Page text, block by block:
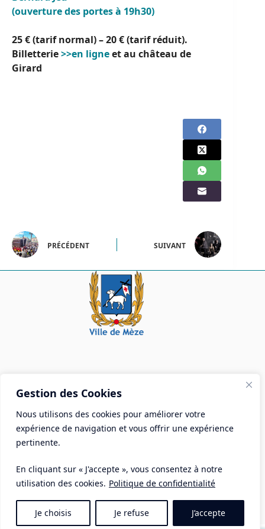
Gestion des Cookies
Nous utilisons des cookies pour améliorer votre
expérience de navigation et vous offrir une expérience
pertinente.
En cliquant sur « J'accepte », vous consentez à notre
utilisation des cookies. Politique de confidentialité
Je choisis Je refuse J’accepte
(ouverture des portes à 19h30)
25 € (tarif normal) – 20 € (tarif réduit).
Billetterie>>en ligneet au château de
Girard
PRÉCÉDENT SUIVANT
Mairie de Mèze
Place Aristide Briand - BP 28 34140 Mèze
Tél :04 67 18 30 30
Mail :
Mentions Légales